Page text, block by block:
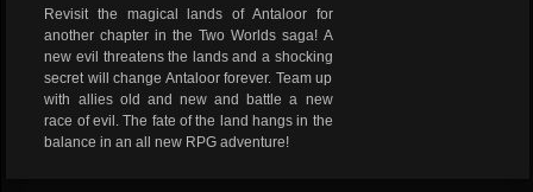
Revisit the magical lands of Antaloor for
another chapter in the Two Worlds saga! A
new evil threatens the lands and a shocking
secret will change Antaloor forever. Team up
with allies old and new and battle a new
race of evil. The fate of the land hangs in the
balance in an all new RPG adventure!